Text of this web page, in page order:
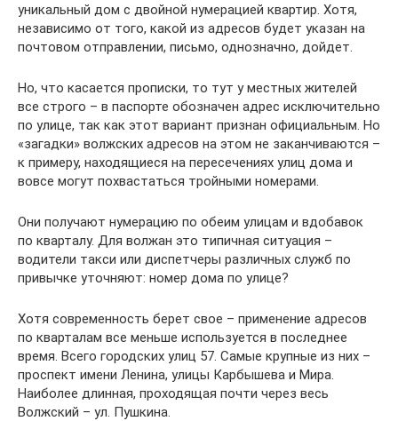
уникальный дом с двойной нумерацией квартир. Хотя,
независимо от того, какой из адресов будет указан на
почтовом отправлении, письмо, однозначно, дойдет.
Но, что касается прописки, то тут у местных жителей
все строго – в паспорте обозначен адрес исключительно
по улице, так как этот вариант признан официальным. Но
«загадки» волжских адресов на этом не заканчиваются –
к примеру, находящиеся на пересечениях улиц дома и
вовсе могут похвастаться тройными номерами.
Они получают нумерацию по обеим улицам и вдобавок
по кварталу. Для волжан это типичная ситуация –
водители такси или диспетчеры различных служб по
привычке уточняют: номер дома по улице?
Хотя современность берет свое – применение адресов
по кварталам все меньше используется в последнее
время. Всего городских улиц 57. Самые крупные из них –
проспект имени Ленина, улицы Карбышева и Мира.
Наиболее длинная, проходящая почти через весь
Волжский – ул. Пушкина.